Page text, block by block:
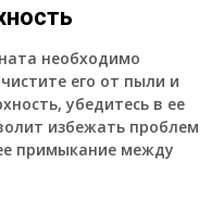
необходимо
его от пыли и
убедитесь в ее
избежать проблем
примыкание между